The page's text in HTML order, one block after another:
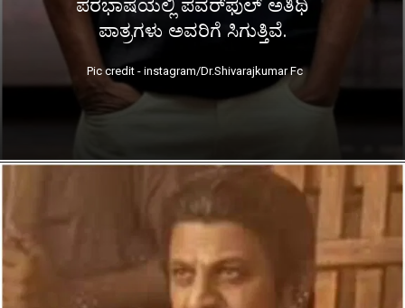
ಪಾತ್ರಗಳು ಅವರಿಗೆ ಸಿಗುತ್ತಿವೆ.
Pic credit - instagram/Dr.Shivarajkumar Fc